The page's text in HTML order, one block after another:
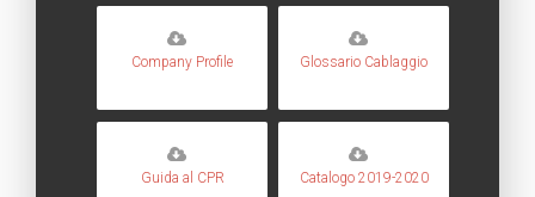
Company Profile Glossario Cablaggio
Guida al CPR Catalogo 2019-2020